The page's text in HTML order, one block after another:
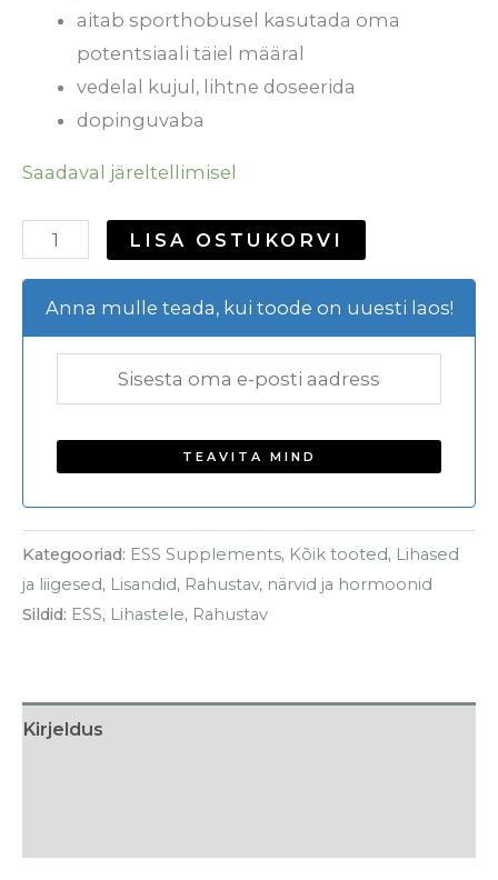
aitab sporthobusel kasutada oma
potentsiaali täiel määral
vedelal kujul, lihtne doseerida
dopinguvaba
Saadaval järeltellimisel
LISA OSTUKORVI
Anna mulle teada, kui toode on uuesti laos!
Kategooriad: ESS Supplements, Kõik tooted, Lihased
ja liigesed, Lisandid, Rahustav, närvid ja hormoonid
Sildid: ESS, Lihastele, Rahustav
Kirjeldus